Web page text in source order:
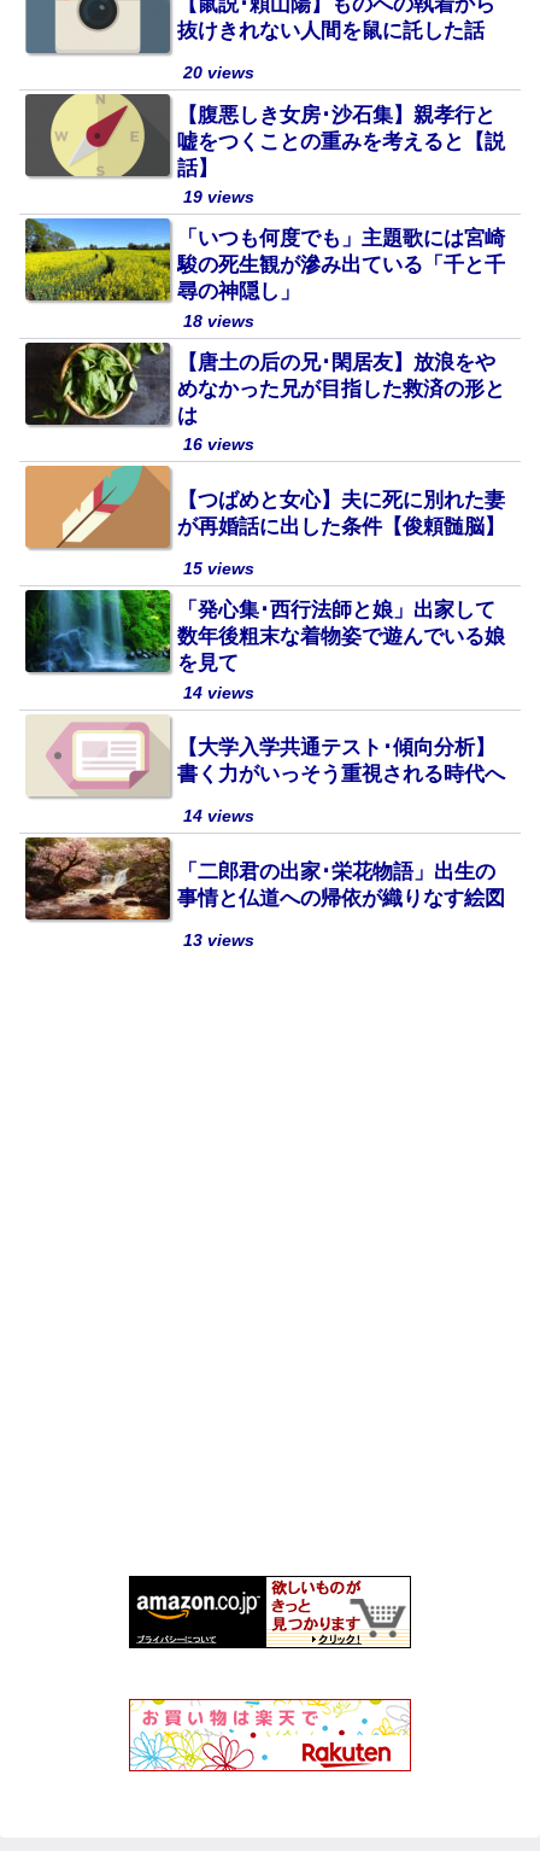
抜けきれない人間を鼠に託した話
20 views
【腹悪しき女房･沙石集】親孝行と
嘘をつくことの重みを考えると【説
話】
19 views
「いつも何度でも」主題歌には宮崎
駿の死生観が滲み出ている「千と千
尋の神隠し」
18 views
【唐土の后の兄･閑居友】放浪をや
めなかった兄が目指した救済の形と
は
16 views
【つばめと女心】夫に死に別れた妻
が再婚話に出した条件【俊頼髄脳】
15 views
「発心集･西行法師と娘」出家して
数年後粗末な着物姿で遊んでいる娘
を見て
14 views
【大学入学共通テスト･傾向分析】
書く力がいっそう重視される時代へ
14 views
「二郎君の出家･栄花物語」出生の
事情と仏道への帰依が織りなす絵図
13 views